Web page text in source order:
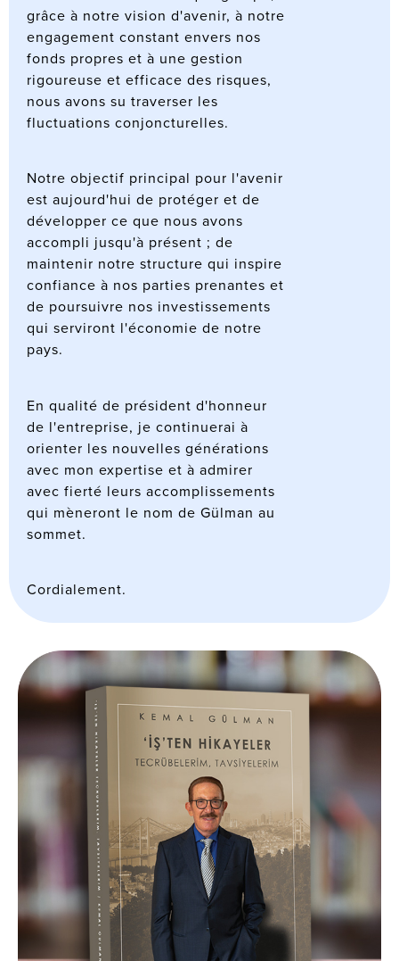
grâce à notre vision d'avenir, à notre
engagement constant envers nos
fonds propres et à une gestion
rigoureuse et efficace des risques,
nous avons su traverser les
fluctuations conjoncturelles.
Notre objectif principal pour l'avenir
est aujourd'hui de protéger et de
développer ce que nous avons
accompli jusqu'à présent ; de
maintenir notre structure qui inspire
confiance à nos parties prenantes et
de poursuivre nos investissements
qui serviront l'économie de notre
pays.
En qualité de président d'honneur
de l'entreprise, je continuerai à
orienter les nouvelles générations
avec mon expertise et à admirer
avec fierté leurs accomplissements
qui mèneront le nom de Gülman au
sommet.
Cordialement.